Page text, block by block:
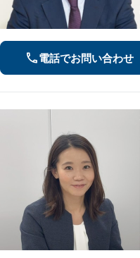
電話でお問い合わせ